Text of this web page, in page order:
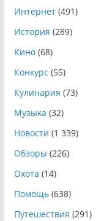
Интернет(491)
История (289)
Кино(68)
Конкурс (55)
Кулинария (73)
Музыка (32)
Новости (1 339)
Обзоры (226)
Охота (14)
Помощь(638)
Путешествия (291)